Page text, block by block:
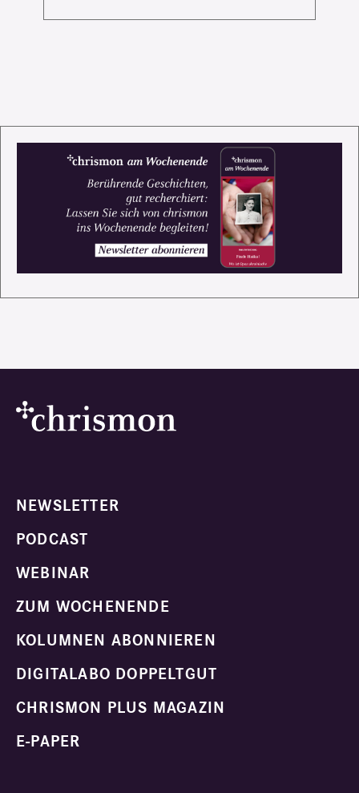
NEWSLETTER
PODCAST
WEBINAR
ZUM WOCHENENDE
KOLUMNEN ABONNIEREN
DIGITALABO DOPPELTGUT
CHRISMON PLUS MAGAZIN
E-PAPER